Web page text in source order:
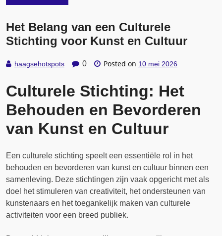
Het Belang van een Culturele
Stichting voor Kunst en Cultuur
haagsehotspots 0 Posted on 10 mei 2026
Culturele Stichting: Het
Behouden en Bevorderen
van Kunst en Cultuur
Een culturele stichting speelt een essentiële rol in het
behouden en bevorderen van kunst en cultuur binnen een
samenleving. Deze stichtingen zijn vaak opgericht met als
doel het stimuleren van creativiteit, het ondersteunen van
kunstenaars en het toegankelijk maken van culturele
activiteiten voor een breed publiek.